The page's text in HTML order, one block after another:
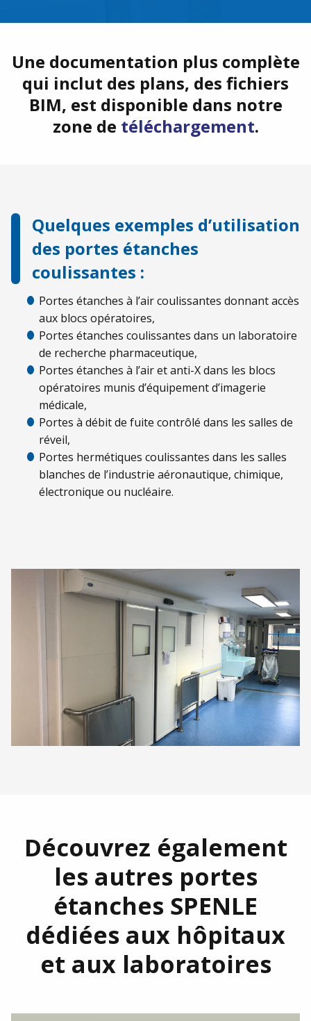
Une documentation plus complète
qui inclut des plans, des fichiers
BIM, est disponible dans notre
zone de téléchargement.
Quelques exemples d’utilisation
des portes étanches
coulissantes :
Portes étanches à l’air coulissantes donnant accès
aux blocs opératoires,
Portes étanches coulissantes dans un laboratoire
de recherche pharmaceutique,
Portes étanches à l’air et anti-X dans les blocs
opératoires munis d’équipement d’imagerie
médicale,
Portes à débit de fuite contrôlé dans les salles de
réveil,
Portes hermétiques coulissantes dans les salles
blanches de l’industrie aéronautique, chimique,
électronique ou nucléaire.
Découvrez également
les autres portes
étanches SPENLE
dédiées aux hôpitaux
et aux laboratoires